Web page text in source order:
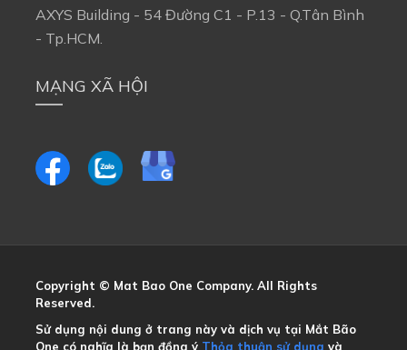
AXYS Building - 54 Đường C1 - P.13 - Q.Tân Bình
- Tp.HCM.
MẠNG XÃ HỘI
Copyright © Mat Bao One Company. All Rights
Reserved.
Sử dụng nội dung ở trang này và dịch vụ tại Mắt Bão
One có nghĩa là bạn đồng ý Thỏa thuận sử dụng và